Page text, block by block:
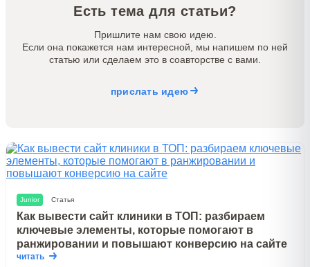
Есть тема для статьи?
Пришлите нам свою идею.
Если она покажется нам интересной, мы напишем по ней
статью или сделаем это в соавторстве с вами.
прислать идею
Junior Статья
Как вывести сайт клиники в ТОП: разбираем
ключевые элементы, которые помогают в
ранжировании и повышают конверсию на сайте
читать